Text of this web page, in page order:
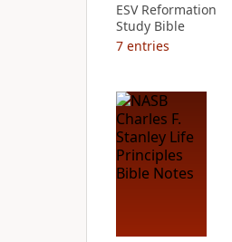
ESV Reformation
Study Bible
7 entries